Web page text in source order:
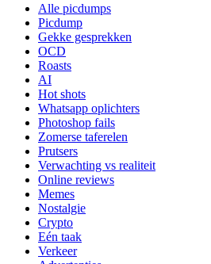
Alle picdumps
Picdump
Gekke gesprekken
OCD
Roasts
AI
Hot shots
Whatsapp oplichters
Photoshop fails
Zomerse taferelen
Prutsers
Verwachting vs realiteit
Online reviews
Memes
Nostalgie
Crypto
Eén taak
Verkeer